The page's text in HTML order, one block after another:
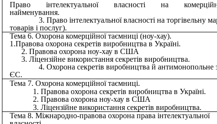
Право інтелектуальної власності на
найменування.
Право інтелектуальної власності на торгівельну
товарів і послуг).
Тема 6. Охорона комерційної таємниці (ноу-хау).
1.Правова охорона секретів виробництва в Україні.
Правова охорона ноу-хау в США
Ліцензійне використання секретів виробництва.
Охорона секретів виробництва й антимонопольне
ЄС.
Тема 7. Охорона комерційної таємниці.
Правова охорона секретів виробництва в Україні.
Правова охорона ноу-хау в США
Ліцензійне використання секретів виробництва.
Тема 8. Міжнародно-правова охорона права інтелектуальної